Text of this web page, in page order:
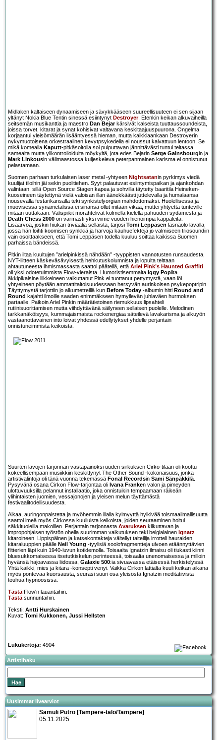
Midlaken kaltaiseen dynaamiseen ja sävykkääseen suureellisuuteen ei sen sijaan
yltänyt Nokia Blue Tentin sinessä esiintynyt Destroyer. Etenkin keikan alkuvaiheilla
seitsemän musikanttia ja maestro Dan Bejarkärsivät kalseista tuuttaussoundeista,
joissa torvet, kitarat ja synat kohisivat valtavana keskitaajuuspuurona. Ongelma
korjaantui yleisömäärän lisääntyessä hieman, mutta kaikkiaankaan Destroyerin
nykymuotoisena orkestraalinen kevytpsykedelia ei noussut kaivattuun lentoon. Se
mikä komealla Kaputt-pitkäsoitolla soi pulputtavan jännittävästi tuntui teltassa
samealta mutta ylikontrolloidulta möykyltä, jota edes Bejarin Serge Gainsbourgin ja
Mark Linkousin välimaastossa kuljeskeleva peterpanmainen karisma ei onnistunut
pelastamaan.
Suomen parhaan turkulaisen laser metal -yhtyeen Nightsatanin pyrkimys viedä
kuulijat tiloihin jäi sekin puolitiehen. Syyt palautuvat esiintymispaikan ja ajankohdan
valintaan, sillä Open Source Stagen kapea ja sohvilla täytetty baaritila Heineken-
kuoseineen täytettynä vielä valoisan illan äänekkäästi juttelevalla ja humalaansa
nousevalla festarikansalla teki synkistelyorgian mahdottomaksi. Huolellisessa ja
muovisessa synametalissa ei sinänsä ollut mitään vikaa, muttei yhtyettä tunteville
mitään uuttakaan. Välispiikit mörähtelivät kolmella kielellä pahuuden sydämestä ja
Death Chess 2000 on varmasti yksi viime vuoden hienoimpia kappaleita.
Lisäarvoa, joskin hiukan triviaalia sellaista, tarjosi Tomi Leppäsen läsnäolo lavalla,
jossa hän loihti koomisen synkkiä ja harvoja kauhuefektejä jo valmiiseen triosoundiin
vain osoittaakseen, että Tomi Leppäsen todella kuuluu soittaa kaikissa Suomen
parhaissa bändeissä.
Pitkin iltaa kuultujen ”arielpinkissä nähdään” -tyyppisten vannotusten runsaudesta,
NYT-liitteen käskeväsävyisestä hehkutuskolumnista ja lopulta telttaan
ahtautuneesta ihmismassasta saattoi päätellä, että Ariel Pink’s Haunted Graffiti
oli yksi odotetuimmista Flow-vieraista. Humoristisemmalta Iggy Popilta
äkkipikaisine liikkeineen vaikuttanut Pink ei tuottanut pettymystä, vaan löi
yhtyeineen pöytään ammattitaitoisuudessaan hersyvän aurinkoisen psykepoptripin.
Täyttymystä tarjottiin jo alkumetreillä kun Before Today -albumin hitti Round and
Round kajahti ilmoille saaden enimmäkseen hymyilevän juhlaväen hurmoksen
partaalle. Paikoin Ariel Pinkin määrätietoinen riemukkuus lipsahteli
rutiinisuorittamisen mutta viihdyttävänä säilyneen sellaisen puolelle. Melodinen
tarkkanäköisyys, kummajaismaista rockenergiaa säteilevä lavakarisma ja alkuyön
vastaanottavainen into loivat yhdessä edellytykset yhdelle perjantain
onnistuneimmista keikoista.
Suurten lavojen tarjonnan vastapainoksi uuden sirkuksen Cirko-tilaan oli koottu
kokeellisempaan musiikkiin keskittynyt The Other Sound -kokonaisuus, jonka
artistivalintoja oli tänä vuonna tekemässä Fonal Recordsin Sami Sänpäkkilä.
Pysyvänä osana Cirkon Flow-tarjontaa oli Ivana Franken valon ja pimeyden
ulottuvuuksilla pelannut installaatio, joka onnistuikin tempaamaan räikeän
ylihintaisten juomien, vessajonojen ja yleisen melun täyttämästä
festivaalitodellisuudesta.
Aikaa, auringonpaistetta ja myöhemmin illalla kylmyyttä hylkivää toismaailmallisuutta
saattoi imeä myös Cirkossa kuulluista keikoista, joiden seuraaminen hoitui
säkkituoleilla makoillen. Perjantain tarjonnasta Avaruksen kilkuttavan ja
impropohjaisen työstön ohella suurimman vaikutuksen teki belgialainen Ignatz
kitaroineen. Lippispäinen ja katsekontakteja vältellyt taiteilija irrotteli hauraiden
kitaraluuppien päälle Neil Young -tyylisiä soolofragmentteja ulvoen etäännyttävien
filtterien läpi kuin 1940-luvun kotidemolla. Toisaalta Ignatzin ilmaisu oli tiukasti kiinni
bluesukkomaisessa itsetutkiskelun perinteessä, toisaalta unenomaisessa ja milloin
hyvänsä hajoavassa liidossa, Galaxie 500:ia sivuavassa etäisessä herkistelyssä.
Yhtä kaikki; mies ja kitara -konsepti venyi. Vaikka Cirkon lattialta kuuli keikan aikana
myös pontevaa kuorsausta, seurasi suuri osa yleisöstä Ignatzin meditatiivista
touhua hypnoosissa.
TästäFlow'n lauantaihin.
Tästäsunnuntaihin.
Teksti: Antti Hurskainen
Kuvat: Tomi Kukkonen, Jussi Hellsten
Lukukertoja: 4904
Artistihaku
Uusimmat livearviot
Samuli Putro [Tampere-talo/Tampere]
05.11.2025